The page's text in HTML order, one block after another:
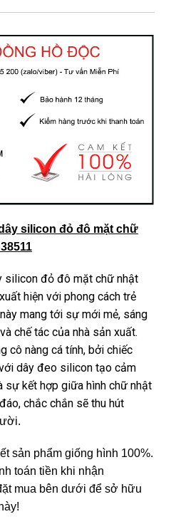
silicon đỏ đô mặt chữ
silicon đỏ đô mặt chữ nhật
hiện với phong cách trẻ
mang tới sự mới mẻ, sáng
chế tác của nhà sản xuất.
cô nàng cá tính, bởi chiếc
dây đeo silicon tạo cảm
kết hợp giữa hình chữ nhật
chắc chắn sẽ thu hút
sản phẩm giống hình 100%.
toán tiền khi nhận
mua bên dưới để sở hữu